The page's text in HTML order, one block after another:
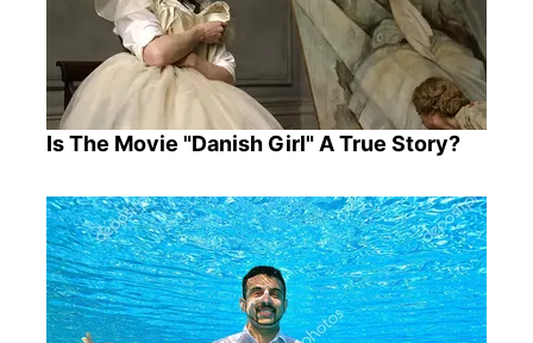
Is The Movie "Danish Girl" A True Story?